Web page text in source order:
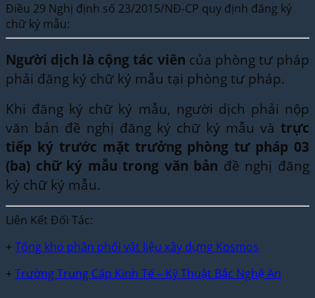
Điều 29 Nghị định số 23/2015/NĐ-CP quy định đăng ký
chữ ký mẫu:
Người dịch là cộng tác viên của phòng tư pháp
phải đăng ký chữ ký mẫu tại phòng tư pháp.
Khi đăng ký chữ ký mẫu, người dịch phải nộp
văn bản đề nghị đăng ký chữ ký mẫu và trực
tiếp ký trước mặt trưởng phòng tư pháp 03
(ba) chữ ký mẫu trong văn bản đề nghị đăng
ký chữ ký mẫu.
Liên Kết Đối Tác:
+ Tổng kho phân phối vật liệu xây dựng Kosmos
+ Trường Trung Cấp Kinh Tế – Kỹ Thuật Bắc Nghệ An